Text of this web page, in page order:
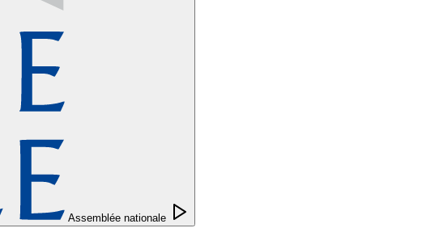
Assemblée nationale